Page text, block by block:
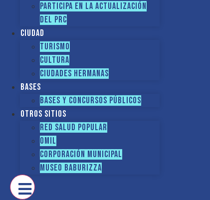
Participa en la actualización
del PRC
Ciudad
Turismo
Cultura
Ciudades hermanas
Bases
Bases y Concursos Públicos
Otros sitios
Red Salud Popular
OMIL
Corporación Municipal
Museo Baburizza